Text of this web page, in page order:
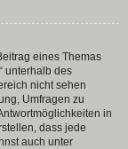
eines Themas
unterhalb des
nicht sehen
Umfragen zu
in
dass jede
auch unter